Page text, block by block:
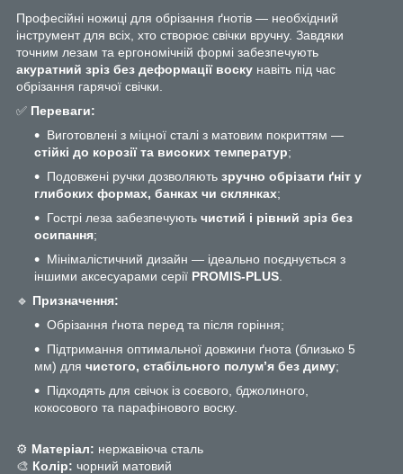
Професійні ножиці для обрізання ґнотів — необхідний
інструмент для всіх, хто створює свічки вручну. Завдяки
точним лезам та ергономічній формі забезпечують
акуратний зріз без деформації воску навіть під час
обрізання гарячої свічки.
✅ Переваги:
Виготовлені з міцної сталі з матовим покриттям —
стійкі до корозії та високих температур;
Подовжені ручки дозволяють зручно обрізати ґніт у
глибоких формах, банках чи склянках;
Гострі леза забезпечують чистий і рівний зріз без
осипання;
Мінімалістичний дизайн — ідеально поєднується з
іншими аксесуарами серії PROMIS-PLUS
🔹 Призначення:
Обрізання ґнота перед та після горіння;
Підтримання оптимальної довжини ґнота (близько 5
мм) для чистого, стабільного полум’я без диму;
Підходять для свічок із соєвого, бджолиного,
кокосового та парафінового воску.
⚙️ Матеріал: нержавіюча сталь
🎨 Колір: чорний матовий